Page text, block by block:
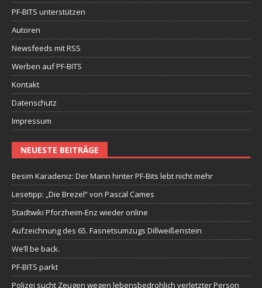
PF-BITS unterstützen
Autoren
Newsfeeds mit RSS
Werben auf PF-BITS
Kontakt
Datenschutz
Impressum
NEUESTE BEITRÄGE
Besim Karadeniz: Der Mann hinter PF-Bits lebt nicht mehr
Lesetipp: „Die Brezel“ von Pascal Cames
Stadtwiki Pforzheim-Enz wieder online
Aufzeichnung des 65. Fasnetsumzugs Dillweißenstein
We’ll be back.
PF-BITS parkt
Polizei sucht Zeugen wegen lebensbedrohlich verletzter Person